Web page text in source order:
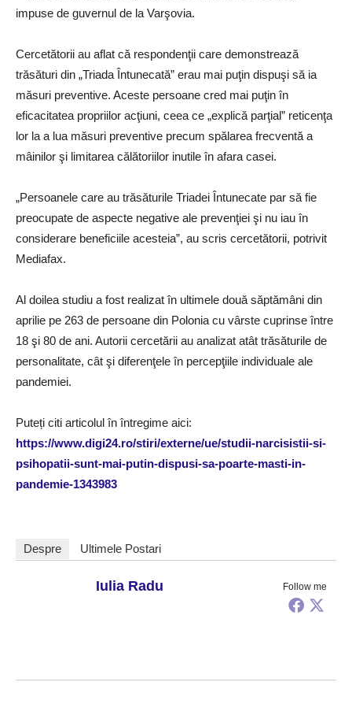
impuse de guvernul de la Varşovia.
Cercetătorii au aflat că respondenţii care demonstrează
trăsături din „Triada Întunecată” erau mai puţin dispuşi să ia
măsuri preventive. Aceste persoane cred mai puţin în
eficacitatea propriilor acţiuni, ceea ce „explică parţial” reticenţa
lor la a lua măsuri preventive precum spălarea frecventă a
mâinilor şi limitarea călătoriilor inutile în afara casei.
„Persoanele care au trăsăturile Triadei Întunecate par să fie
preocupate de aspecte negative ale prevenţiei şi nu iau în
considerare beneficiile acesteia”, au scris cercetătorii, potrivit
Mediafax.
Al doilea studiu a fost realizat în ultimele două săptămâni din
aprilie pe 263 de persoane din Polonia cu vârste cuprinse între
18 şi 80 de ani. Autorii cercetării au analizat atât trăsăturile de
personalitate, cât şi diferenţele în percepţiile individuale ale
pandemiei.
Puteți citi articolul în întregime aici:
https://www.digi24.ro/stiri/externe/ue/studii-narcisistii-si-
psihopatii-sunt-mai-putin-dispusi-sa-poarte-masti-in-
pandemie-1343983
Despre Ultimele Postari
Follow me
Iulia Radu